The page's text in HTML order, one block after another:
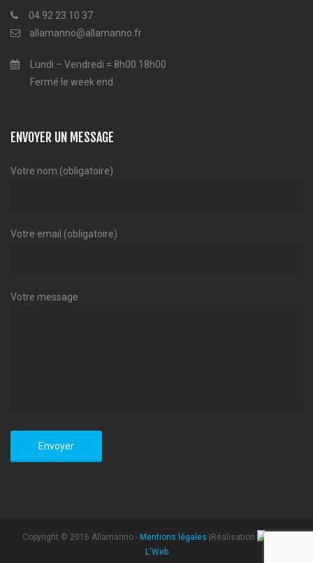
04 92 23 10 37
allamanno@allamanno.fr
Lundi – Vendredi = 8h00 18h00
Fermé le week end
ENVOYER UN MESSAGE
Votre nom (obligatoire)
Votre email (obligatoire)
Votre message
Copyright © 2016 Allamanno - Mentions légales |Réalisation
L'Web